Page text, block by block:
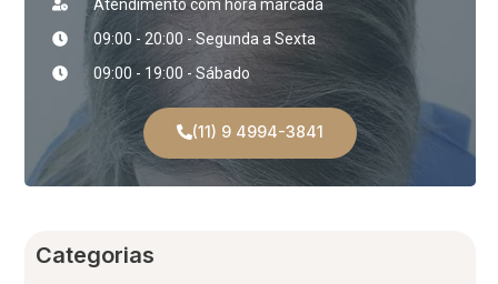
Atendimento com hora marcada
09:00 - 20:00 - Segunda a Sexta
09:00 - 19:00 - Sábado
(11) 9 4994-3841
Categorias